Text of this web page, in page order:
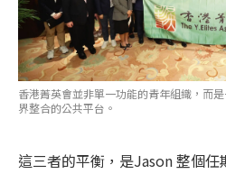
香港菁英會並非單一功能的青年組織，而
界整合的公共平台。
這三者的平衡，是Jason 整個